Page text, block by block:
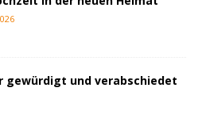
gewürdigt und verabschiedet